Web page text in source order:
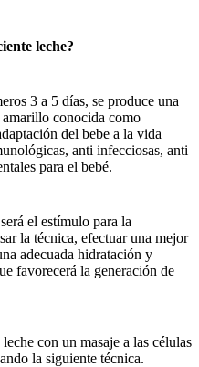
leche?
3 a 5 días, se produce una
conocida como
del bebe a la vida
anti infecciosas, anti
para el bebé.
el estímulo para la
la técnica, efectuar una mejor
adecuada hidratación y
favorecerá la generación de
con un masaje a las células
la siguiente técnica.